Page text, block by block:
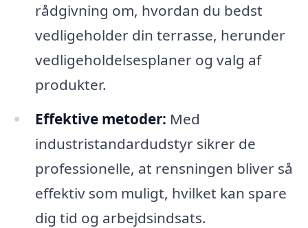
rådgivning om, hvordan du bedst
vedligeholder din terrasse, herunder
vedligeholdelsesplaner og valg af
produkter.
Effektive metoder: Med
industristandardudstyr sikrer de
professionelle, at rensningen bliver så
effektiv som muligt, hvilket kan spare
dig tid og arbejdsindsats.